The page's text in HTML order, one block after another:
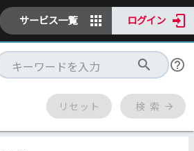
サービス一覧 ログイン
リセット 検 索